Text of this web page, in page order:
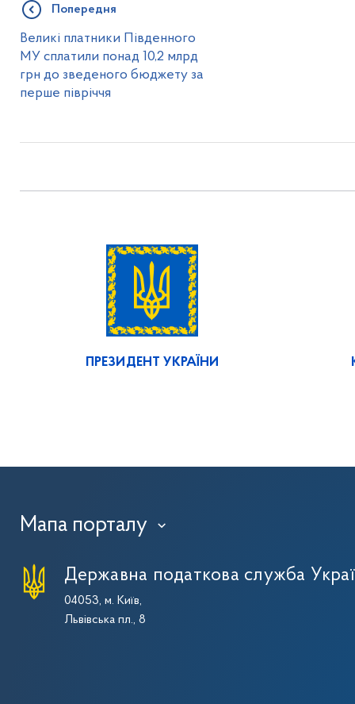
Попередня
Великі платники Південного
МУ сплатили понад 10,2 млрд
грн до зведеного бюджету за
перше півріччя
ПРЕЗИДЕНТ УКРАЇНИ
Мапа порталу ›
Державна податкова служба
04053, м. Київ,
Львівська пл., 8